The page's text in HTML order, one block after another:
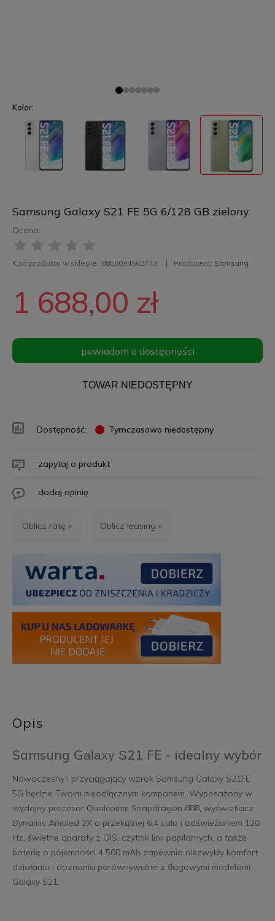
Samsung Galaxy S21 FE 5G 6/128 GB zielony
Ocena:
Kod produktu w sklepie: 8806094562743 Producent: Samsung
Kolor:
1 688,00 zł
powiadom o dostępności
TOWAR NIEDOSTĘPNY
Dostępność: Tymczasowo niedostępny
zapytaj o produkt
dodaj opinię
Oblicz ratę » Oblicz leasing »
Opis
Samsung Galaxy S21 FE - idealny wybór
Nowoczesny i przyciągający wzrok Samsung Galaxy S21FE
5G będzie Twoim nieodłącznym kompanem. Wyposażony w
wydajny procesor Qualcomm Snapdragon 888, wyświetlacz
Dynamic Amoled 2X o przekątnej 6.4 cala i odświeżaniem 120
Hz, świetne aparaty z OIS, czytnik linii papilarnych, a także
baterię o pojemności 4 500 mAh zapewnia niezwykły komfort
działania i doznania porównywalne z flagowymi modelami
Galaxy S21.